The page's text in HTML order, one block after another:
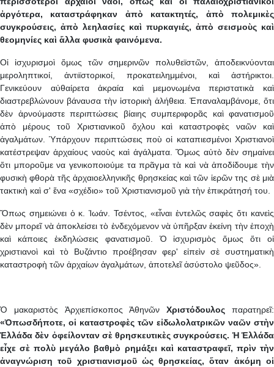
ἀργότερα, καταστράφηκαν ἀπὸ κατακτητές, ἀπὸ πολεμικὲς
συγκρούσεις, ἀπὸ λεηλασίες καὶ πυρκαγιές, ἀπὸ σεισμοὺς καὶ
θεομηνίες καὶ ἄλλα φυσικὰ φαινόμενα.
Οἱ ἰσχυρισμοὶ ὅμως τῶν σημερινῶν πολυθεϊστῶν, ἀποδεικνύονται
μεροληπτικοί, ἀντιϊστορικοί, προκατειλημμένοι, καὶ ἀστήρικτοι.
Γενικεύουν αὐθαίρετα ἀκραία καὶ μεμονωμένα περιστατικὰ καὶ
διαστρεβλώνουν βάναυσα τὴν ἱστορικὴ ἀλήθεια. Ἐπαναλαμβάνομε, ὅτι
δὲν ἀρνούμαστε περιπτώσεις βίαιης συμπεριφορᾶς καὶ φανατισμοῦ
ἀπὸ μέρους τοῦ Χριστιανικοῦ ὄχλου καὶ καταστροφὲς ναῶν καὶ
ἀγαλμάτων. Ὑπάρχουν περιπτώσεις ποὺ οἱ καταπιεσμένοι Χριστιανοὶ
κατέστρεψαν ἀρχαίους ναοὺς καὶ ἀγάλματα. Ὅμως αὐτὸ δὲν σημαίνει
ὅτι μποροῦμε να γενικοποιούμε τα πρᾶγμα τὰ καὶ νὰ ἀποδίδουμε τὴν
φυσικὴ φθορὰ τῆς ἀρχαιοελληνικῆς θρησκείας καὶ τῶν ἱερῶν της σὲ μιὰ
τακτικὴ καὶ σ' ἕνα «σχέδιο» τοῦ Χριστιανισμοῦ γιὰ τὴν ἐπικράτησή του.
Ὅπως σημειώνει ὁ κ. Ἰωάν. Τσέντος, «εἶναι ἐντελῶς σαφὲς ὅτι κανεὶς
δὲν μπορεῖ νὰ ἀποκλείσει τὸ ἐνδεχόμενον νὰ ὑπῆρξαν ἐκείνη τὴν ἐποχὴ
καὶ κάποιες ἐκδηλώσεις φανατισμοῦ. Ὁ ἰσχυρισμὸς ὅμως ὅτι οἱ
χριστιανοὶ καὶ τὸ Βυζάντιο προέβησαν φερ' εἰπεὶν σὲ συστηματικὴ
καταστροφὴ τῶν ἀρχαίων ἀγαλμάτων, ἀποτελεῖ ἀσύστολο ψεῦδος».
Ὁ μακαριστὸς Ἀρχιεπίσκοπος ἈθηνῶνΧριστόδουλος παρατηρεῖ:
«Ὁπωσδήποτε, οἱ καταστροφὲς τῶν εἰδωλολατρικῶν ναῶν στὴν
Ἑλλάδα δὲν ὀφείλονταν σὲ θρησκευτικὲς συγκρούσεις. Ἡ Ἑλλάδα
εἶχε σὲ πολὺ μεγάλο βαθμὸ ρημάξει καὶ καταστραφεῖ, πρὶν τὴν
ἀναγνώριση τοῦ χριστιανισμοῦ ὡς θρησκείας, ὅταν ἀκόμη οἱ